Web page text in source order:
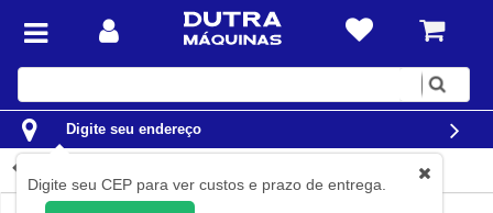
Digite
Digite seu endereço
Digite seu CEP para ver custos e prazo de entrega.